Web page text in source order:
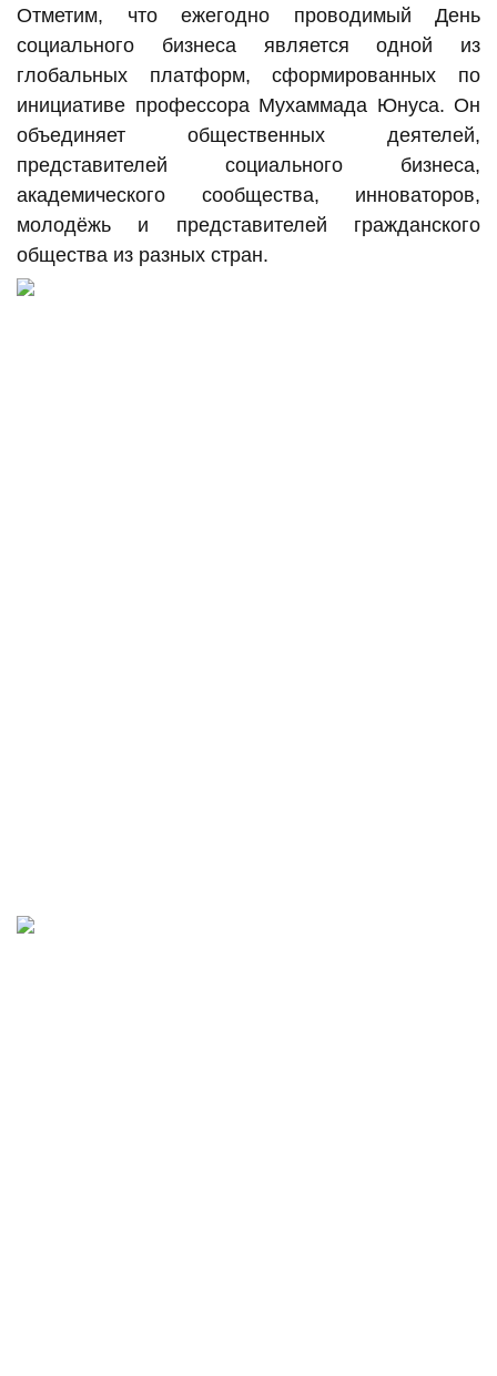
Отметим, что ежегодно проводимый День
социального бизнеса является одной из
глобальных платформ, сформированных по
инициативе профессора Мухаммада Юнуса. Он
объединяет общественных деятелей,
представителей социального бизнеса,
академического сообщества, инноваторов,
молодёжь и представителей гражданского
общества из разных стран.